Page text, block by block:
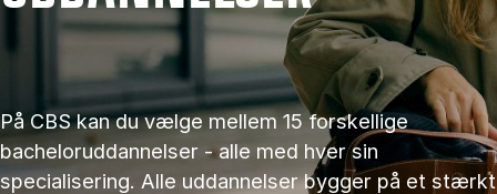
På CBS kan du vælge mellem 15 forskellige
bacheloruddannelser - alle med hver sin
specialisering. Alle uddannelser bygger på et stærkt